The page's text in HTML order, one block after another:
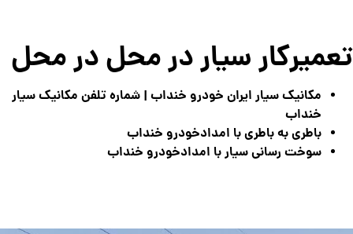
تعمیرکار سیار در محل در محل
مکانیک سیار ایران خودرو خنداب | شماره تلفن مکانیک سیار
خنداب
باطری به باطری با امدادخودرو خنداب
سوخت رسانی سیار با امدادخودرو خنداب